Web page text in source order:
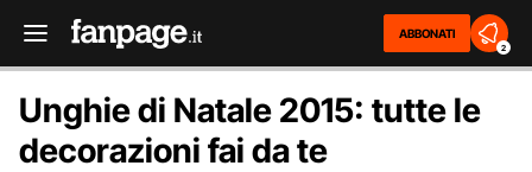
ABBONATI
2
Unghie di Natale 2015: tutte le
decorazioni fai da te